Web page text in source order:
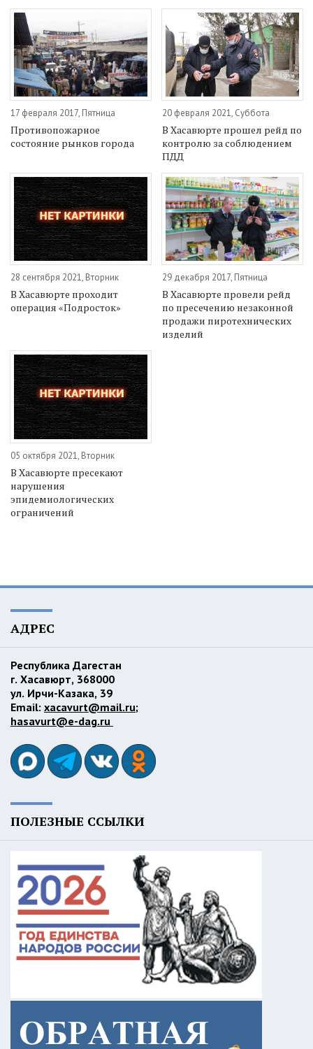
17 февраля 2017, Пятница
Противопожарное
состояние рынков города
20 февраля 2021, Суббота
В Хасавюрте прошел рейд по
контролю за соблюдением
ПДД
28 сентября 2021, Вторник
В Хасавюрте проходит
операция «Подросток»
29 декабря 2017, Пятница
В Хасавюрте провели рейд
по пресечению незаконной
продажи пиротехнических
изделий
05 октября 2021, Вторник
В Хасавюрте пресекают
нарушения
эпидемиологических
ограничений
АДРЕС
Республика Дагестан
г. Хасавюрт, 368000
ул. Ирчи-Казака, 39
Email: xacavurt@mail.ru;
hasavurt@e-dag.ru
ПОЛЕЗНЫЕ ССЫЛКИ